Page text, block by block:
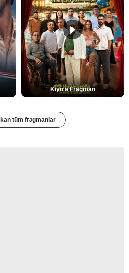
Kıyma Fragman
tüm fragmanlar